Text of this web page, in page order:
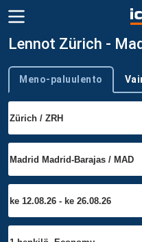
Lennot Zürich -
Trip type
Meno-paluulento